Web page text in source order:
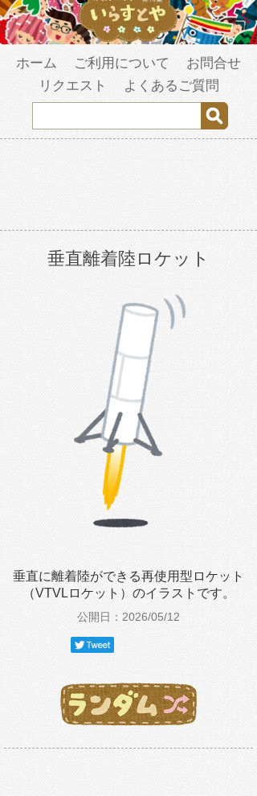
ホーム ご利用について
お問合せ
リクエスト
よくあるご質問
垂直離着陸ロケット
垂直に離着陸ができる再使用型ロケット
（VTVLロケット）のイラストです。
公開日：2026/05/12